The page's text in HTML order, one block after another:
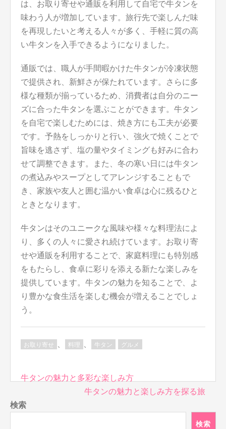
は、お取り寄せや通販を利用して自宅で牛タンを
味わう人が増加しています。旅行先で楽しんだ味
を再現したいと考える人々が多く、手軽に質の高
い牛タンを入手できるようになりました。
通販では、職人が手間暇かけた牛タンが冷凍状態
で提供され、新鮮さが保たれています。さらに多
様な種類が揃っているため、消費者は自分のニー
ズに合った牛タンを選ぶことができます。牛タン
を自宅で楽しむためには、焼き方にも工夫が必要
です。予熱をしっかりと行い、強火で焼くことで
旨味を逃さず、塩の量やタイミングも好みに合わ
せて調整できます。また、冬の寒い日には牛タン
の煮込みやスープとしてアレンジすることもで
き、家族や友人と囲む温かい食卓は心に残るひと
ときとなります。
牛タンはそのユニークな風味や様々な料理法によ
り、多くの人々に愛され続けています。お取り寄
せや通販を利用することで、家庭料理にも特別感
をもたらし、食卓に彩りを添える新たな楽しみを
提供しています。牛タンの魅力を知ることで、よ
り豊かな食生活を楽しむ機会が増えることでしょ
う。
お取り寄せ 料理 牛タン グルメ
投
ナ
ビ
牛タンの魅力と多彩な楽しみ方
牛タンの魅力と楽しみ方を探る旅
検索
検索